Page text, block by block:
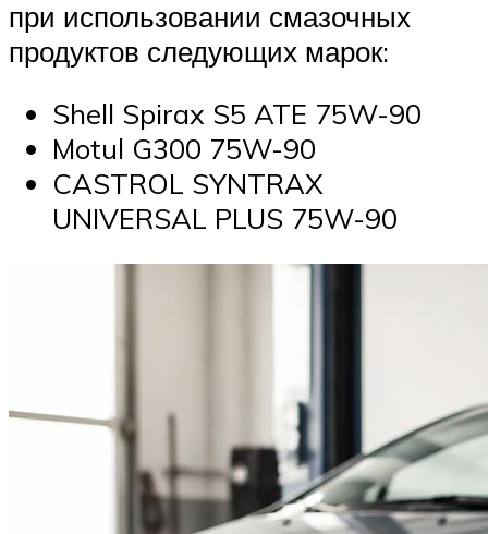
при использовании смазочных
продуктов следующих марок:
Shell Spirax S5 ATE 75W-90
Motul G300 75W-90
CASTROL SYNTRAX
UNIVERSAL PLUS 75W-90